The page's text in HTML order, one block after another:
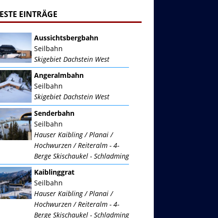
EINTRÄGE
Aussichtsbergbahn
Seilbahn
Skigebiet Dachstein West
Angeralmbahn
Seilbahn
Skigebiet Dachstein West
Senderbahn
Seilbahn
Hauser Kaibling / Planai /
Hochwurzen / Reiteralm - 4-
Berge Skischaukel - Schladming
Kaiblinggrat
Seilbahn
Hauser Kaibling / Planai /
Hochwurzen / Reiteralm - 4-
Berge Skischaukel - Schladming